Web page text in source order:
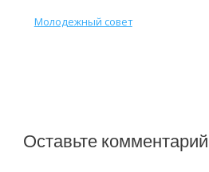
Молодежный совет
Оставьте комментарий